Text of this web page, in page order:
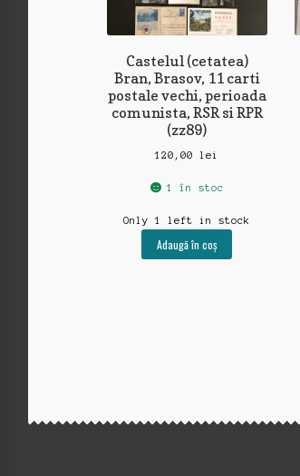
Castelul (cetatea)
Bran, Brasov, 11 carti
postale vechi, perioada
comunista, RSR si RPR
(zz89)
120,00lei
1 în stoc
Only 1 left in stock
Adaugă în coș